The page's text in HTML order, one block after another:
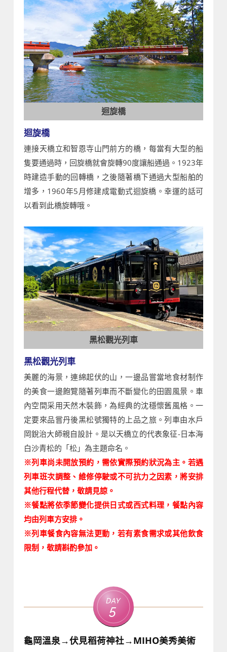
迴旋橋
迴旋橋
連接天橋立和智恩寺山門前方的橋，每當有大型的船
隻要通過時，回旋橋就會旋轉90度讓船通過。1923年
時建造手動的回轉橋，之後隨著橋下通過大型船舶的
增多，1960年5月修建成電動式迴旋橋。幸運的話可
以看到此橋旋轉哦。
黑松觀光列車
黑松觀光列車
美麗的海景，連綿起伏的山，一邊品嘗當地食材制作
的美食一邊飽覽隨著列車而不斷變化的田園風景。車
內空間采用天然木裝飾，為經典的沈穩懷舊風格。一
定要來品嘗丹後黑松號獨特的上品之旅。列車由水戶
岡銳治大師親自設計。是以天橋立的代表象征-日本海
白沙青松的「松」為主題命名。
※列車尚未開放預約，需依實際預約狀況為主。若遇
列車班次調整、維修停駛或不可抗力之因素，將安排
其他行程代替，敬請見諒。
※餐點將依季節變化提供日式或西式料理，餐點內容
均由列車方安排。
※列車餐食內容無法更動，若有素食需求或其他飲食
限制，敬請斟酌參加。
Day
5
龜岡溫泉→伏見稻荷神社→MIHO美秀美術